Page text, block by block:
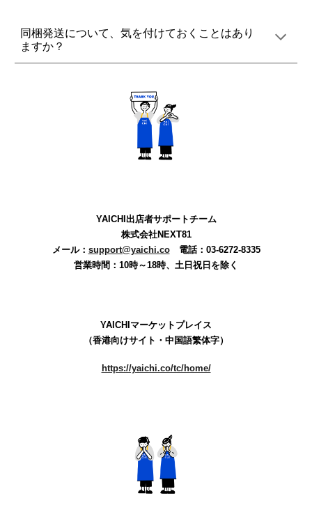
同梱発送について、気を付けておくことはあり
ますか？
YAICHI出店者サポートチーム
株式会社NEXT81
メール： support@yaichi.co
電話：03-6272-8335
営業時間： 10時～18時、土日祝日を除く
YAICHIマーケットプレイス
（香港向けサイト・中国語繁体字）
https://yaichi.co/tc/home/